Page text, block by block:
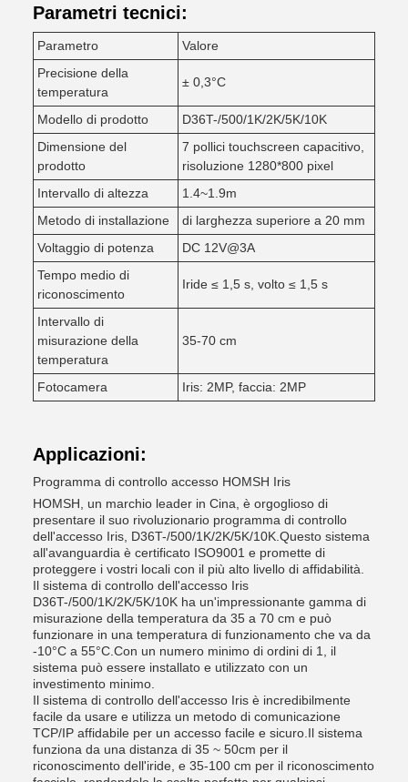
Parametri tecnici:
Parametro
Valore
Precisione della
temperatura
± 0,3°C
Modello di prodotto
D36T-/500/1K/2K/5K/10K
Dimensione del
prodotto
7 pollici touchscreen capacitivo,
risoluzione 1280*800 pixel
Intervallo di altezza
1.4~1.9m
Metodo di installazione
di larghezza superiore a 20 mm
Voltaggio di potenza
DC 12V@3A
Tempo medio di
riconoscimento
Iride ≤ 1,5 s, volto ≤ 1,5 s
Intervallo di
misurazione della
temperatura
35-70 cm
Fotocamera Iris: 2MP, faccia: 2MP
Applicazioni:
Programma di controllo accesso HOMSH Iris
HOMSH, un marchio leader in Cina, è orgoglioso di
presentare il suo rivoluzionario programma di controllo
dell'accesso Iris, D36T-/500/1K/2K/5K/10K.Questo sistema
all'avanguardia è certificato ISO9001 e promette di
proteggere i vostri locali con il più alto livello di affidabilità.
Il sistema di controllo dell'accesso Iris
D36T-/500/1K/2K/5K/10K ha un'impressionante gamma di
misurazione della temperatura da 35 a 70 cm e può
funzionare in una temperatura di funzionamento che va da
-10°C a 55°C.Con un numero minimo di ordini di 1, il
sistema può essere installato e utilizzato con un
investimento minimo.
Il sistema di controllo dell'accesso Iris è incredibilmente
facile da usare e utilizza un metodo di comunicazione
TCP/IP affidabile per un accesso facile e sicuro.Il sistema
funziona da una distanza di 35 ~ 50cm per il
riconoscimento dell'iride, e 35-100 cm per il riconoscimento